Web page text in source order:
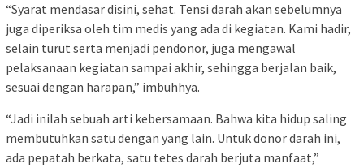
“Syarat mendasar disini, sehat. Tensi darah akan sebelumnya
juga diperiksa oleh tim medis yang ada di kegiatan. Kami hadir,
selain turut serta menjadi pendonor, juga mengawal
pelaksanaan kegiatan sampai akhir, sehingga berjalan baik,
sesuai dengan harapan,” imbuhhya.
“Jadi inilah sebuah arti kebersamaan. Bahwa kita hidup saling
membutuhkan satu dengan yang lain. Untuk donor darah ini,
ada pepatah berkata, satu tetes darah berjuta manfaat,”